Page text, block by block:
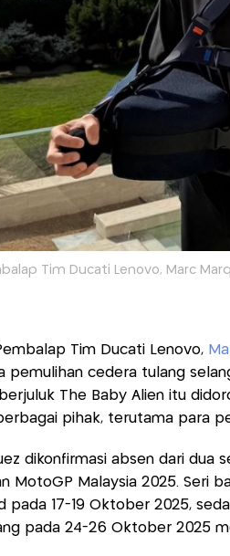
Tim Ducati Lenovo, Marc
Tim Ducati Lenovo,
pemulihan cedera tulang
The Baby Alien itu
pihak, terutama para
dikonfirmasi absen dari dua
MotoGP Malaysia 2025. Seri
pada 17-19 Oktober 2025,
pada 24-26 Oktober 2025